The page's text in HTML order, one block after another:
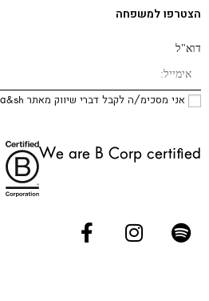
הצטרפו למשפחה
דוא"ל
אני מסכימ/ה לקבל דברי שיווק מאתר ba&sh בהתאם
We are B Corp certified